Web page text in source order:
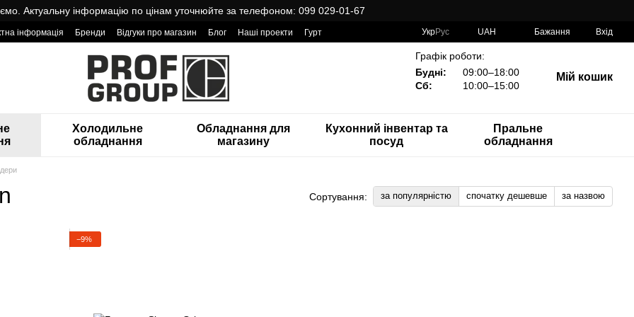
Актуальну інформацію по цінам уточнюйте за телефоном: 099 029-01-67
інформація Бренди Відгуки про магазин Блог Наші проекти
Гурт
УкрРус UAH Бажання Вхід
Графік роботи:
Будні:
09:00–18:00
Сб:
10:00–15:00
Мій кошик
Холодильне
обладнання
Обладнання для
магазину
Кухонний інвентар та
посуд
Пральне
обладнання
Сортування: за популярністю спочатку дешевше за назвою
−9%